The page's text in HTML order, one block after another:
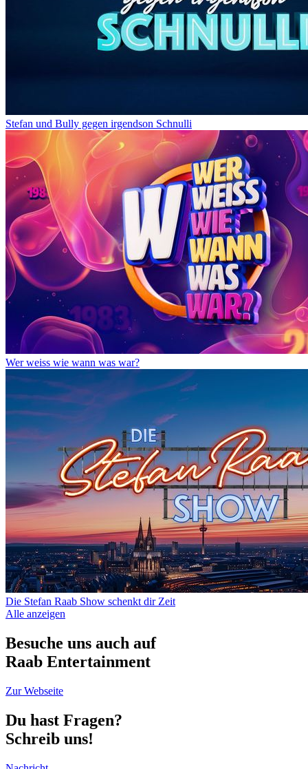
Stefan und Bully gegen irgendson Schnulli
Wer weiss wie wann was war?
Die Stefan Raab Show schenkt dir Zeit
Alle anzeigen
Besuche uns auch auf
Raab Entertainment
Zur Webseite
Du hast Fragen?
Schreib uns!